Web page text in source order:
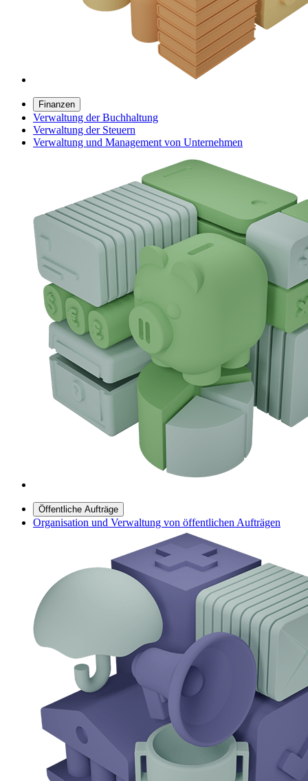
Finanzen
Verwaltung der Buchhaltung
Verwaltung der Steuern
Verwaltung und Management von Unternehmen
Öffentliche Aufträge
Organisation und Verwaltung von öffentlichen Aufträgen